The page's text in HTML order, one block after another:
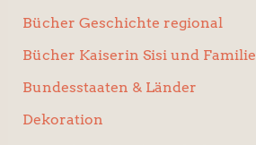
Bücher Geschichte regional
Bücher Kaiserin Sisi und Familie
Bundesstaaten & Länder
Dekoration